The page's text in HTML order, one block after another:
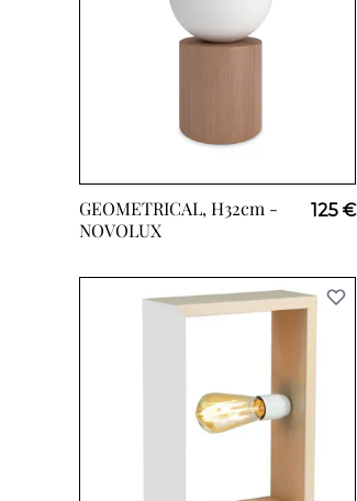
GEOMETRICAL, H32cm -
NOVOLUX
125 €